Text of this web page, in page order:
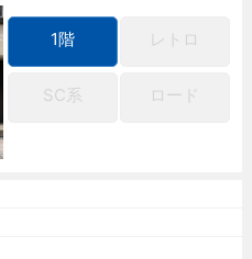
1階 レトロ
SC系 ロード